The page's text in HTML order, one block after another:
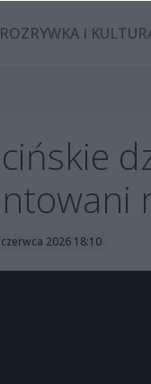
ROZRYWKA I
2026 18:10